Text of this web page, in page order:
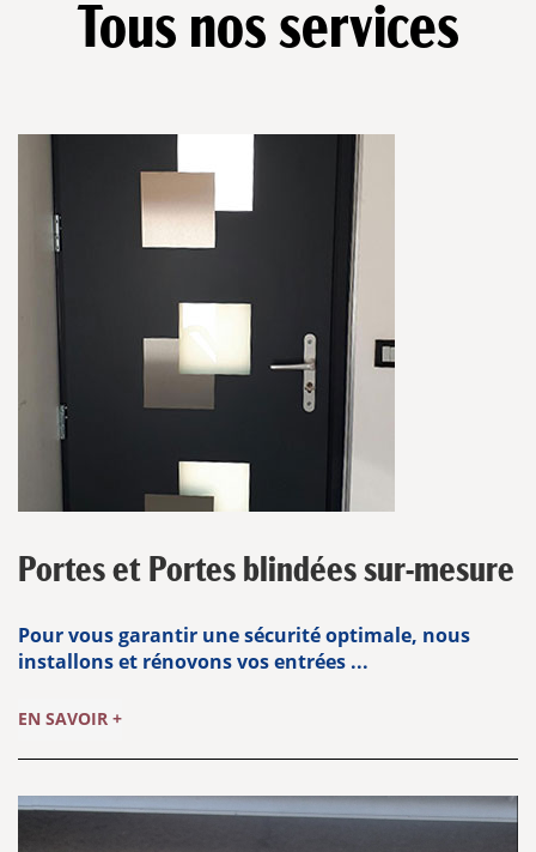
Tous nos services
Portes et Portes blindées sur-mesure
Pour vous garantir une sécurité optimale, nous
installons et rénovons vos entrées ...
EN SAVOIR +